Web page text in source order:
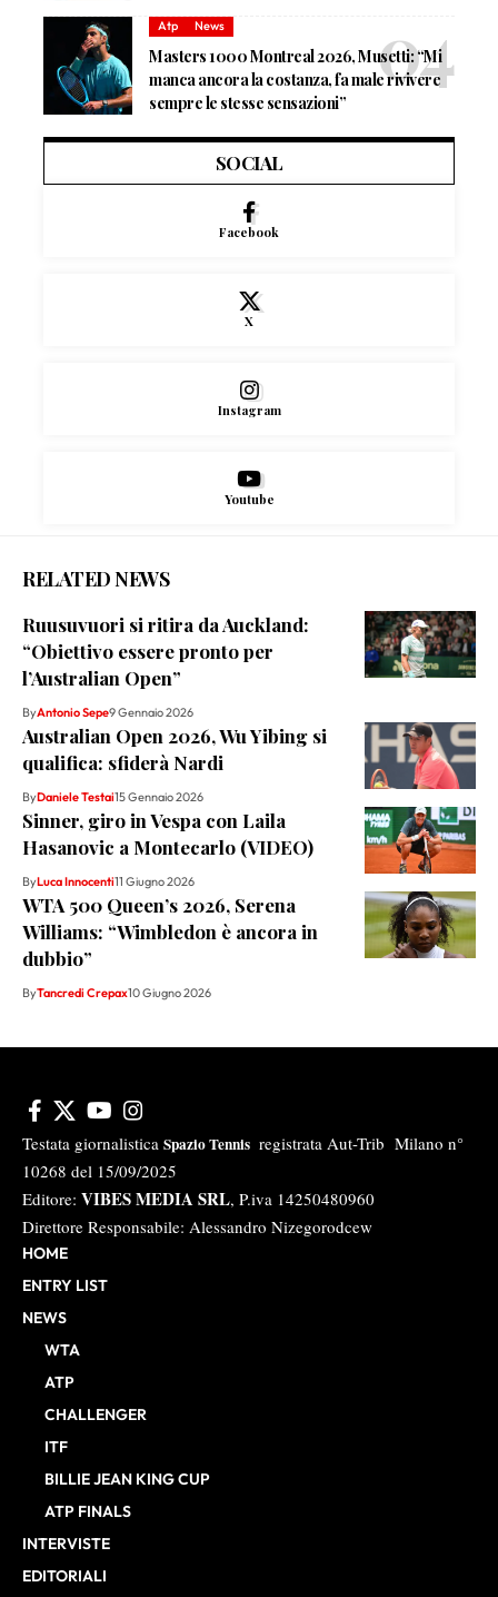
Atp News
Masters 1000 Montreal 2026, Musetti: “Mi
manca ancora la costanza, fa male rivivere
sempre le stesse sensazioni”
SOCIAL
Facebook
X
Instagram
Youtube
RELATED NEWS
Ruusuvuori si ritira da Auckland:
“Obiettivo essere pronto per
l’Australian Open”
ByAntonio Sepe9 Gennaio 2026
Australian Open 2026, Wu Yibing si
qualifica: sfiderà Nardi
ByDaniele Testai15 Gennaio 2026
Sinner, giro in Vespa con Laila
Hasanovic a Montecarlo (VIDEO)
ByLuca Innocenti11 Giugno 2026
WTA 500 Queen’s 2026, Serena
Williams: “Wimbledon è ancora in
dubbio”
ByTancredi Crepax10 Giugno 2026
Testata giornalistica Spazio Tennis registrata Aut-Trib Milano n°
10268 del 15/09/2025
Editore: VIBES MEDIA SRL, P.iva 14250480960
Direttore Responsabile: Alessandro Nizegorodcew
HOME
ENTRY LIST
NEWS
WTA
ATP
CHALLENGER
ITF
BILLIE JEAN KING CUP
ATP FINALS
INTERVISTE
EDITORIALI